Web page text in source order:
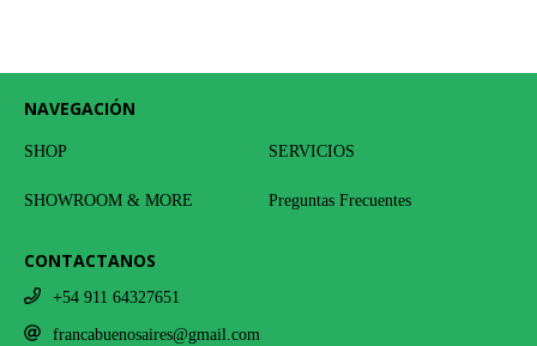
NAVEGACIÓN
SHOP SERVICIOS
SHOWROOM & MORE Preguntas Frecuentes
CONTACTANOS
+54 911 64327651
francabuenosaires@gmail.com